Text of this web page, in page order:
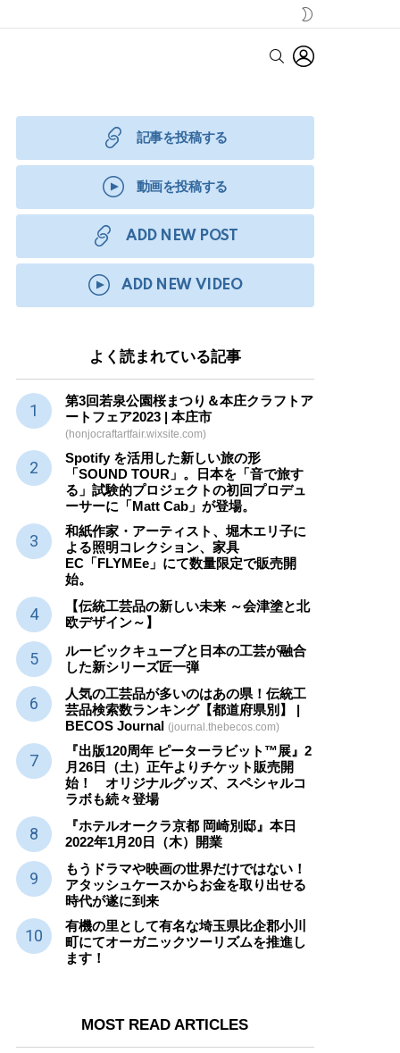
SKIN
SEARCH
記事を投稿する
動画を投稿する
ADD NEW POST
ADD NEW VIDEO
よく読まれている記事
第3回若泉公園桜まつり＆本庄クラフトア
ートフェア2023 | 本庄市
(honjocraftartfair.wixsite.com)
Spotify を活用した新しい旅の形
「SOUND TOUR」。日本を「音で旅す
る」試験的プロジェクトの初回プロデュ
ーサーに「Matt Cab」が登場。
和紙作家・アーティスト、堀木エリ子に
よる照明コレクション、家具
EC「FLYMEe」にて数量限定で販売開
始。
【伝統工芸品の新しい未来 ～会津塗と北
欧デザイン～】
ルービックキューブと日本の工芸が融合
した新シリーズ匠一弾
人気の工芸品が多いのはあの県！伝統工
芸品検索数ランキング【都道府県別】 |
BECOS Journal (journal.thebecos.com)
『出版120周年 ピーターラビット™展』2
月26日（土）正午よりチケット販売開
始！ オリジナルグッズ、スペシャルコ
ラボも続々登場
『ホテルオークラ京都 岡崎別邸』本日
2022年1月20日（木）開業
もうドラマや映画の世界だけではない！
アタッシュケースからお金を取り出せる
時代が遂に到来
有機の里として有名な埼玉県比企郡小川
町にてオーガニックツーリズムを推進し
ます！
MOST READ ARTICLES